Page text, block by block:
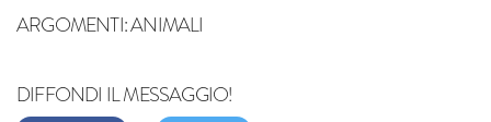
ARGOMENTI:ANIMALI
DIFFONDI IL MESSAGGIO!